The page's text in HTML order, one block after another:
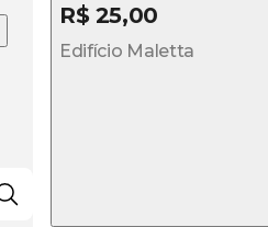
R$ 25,00
Edifício Maletta